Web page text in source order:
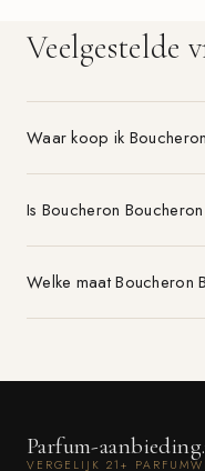
Veelgestelde
Waar koop ik
Is Boucheron
Welke maat Boucheron
Parfum-
VERGELIJK 21+